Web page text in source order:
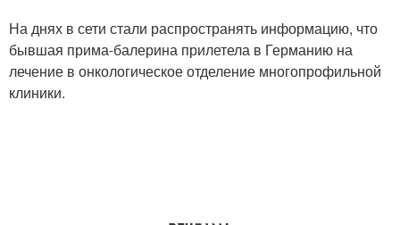
На днях в сети стали распространять информацию, что
бывшая прима-балерина прилетела в Германию на
лечение в онкологическое отделение многопрофильной
клиники.